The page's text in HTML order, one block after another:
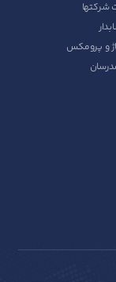
شرکتها
و پرومکس